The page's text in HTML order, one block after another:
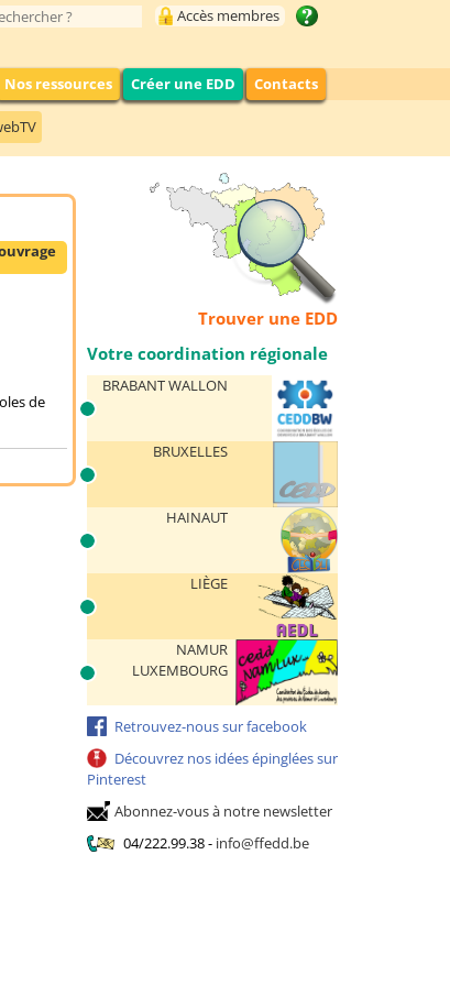
Accès membres
Nos ressources Créer une EDD Contacts
de
Trouver une EDD
Votre coordination régionale
BRABANT WALLON
BRUXELLES
HAINAUT
LIÈGE
NAMUR
LUXEMBOURG
Retrouvez-nous sur facebook
Découvrez nos idées épinglées sur
Pinterest
Abonnez-vous à notre newsletter
04/222.99.38- info@ffedd.be